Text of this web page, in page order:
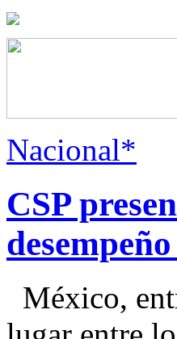
Nacional*
CSP
México,